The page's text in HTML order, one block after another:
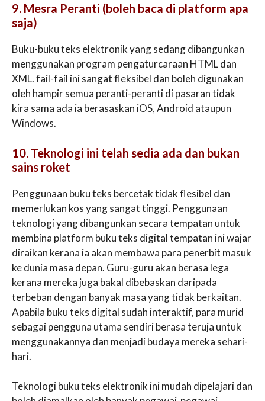
9. Mesra Peranti (boleh baca di platform apa
saja)
Buku-buku teks elektronik yang sedang dibangunkan
menggunakan program pengaturcaraan HTML dan
XML. fail-fail ini sangat fleksibel dan boleh digunakan
oleh hampir semua peranti-peranti di pasaran tidak
kira sama ada ia berasaskan iOS, Android ataupun
Windows.
10. Teknologi ini telah sedia ada dan bukan
sains roket
Penggunaan buku teks bercetak tidak flesibel dan
memerlukan kos yang sangat tinggi. Penggunaan
teknologi yang dibangunkan secara tempatan untuk
membina platform buku teks digital tempatan ini wajar
diraikan kerana ia akan membawa para penerbit masuk
ke dunia masa depan. Guru-guru akan berasa lega
kerana mereka juga bakal dibebaskan daripada
terbeban dengan banyak masa yang tidak berkaitan.
Apabila buku teks digital sudah interaktif, para murid
sebagai pengguna utama sendiri berasa teruja untuk
menggunakannya dan menjadi budaya mereka sehari-
hari.
Teknologi buku teks elektronik ini mudah dipelajari dan